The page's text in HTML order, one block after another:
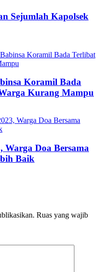
Sejumlah Kapolsek
Koramil Bada
Kurang Mampu
Warga Doa Bersama
Baik
Ruas yang wajib